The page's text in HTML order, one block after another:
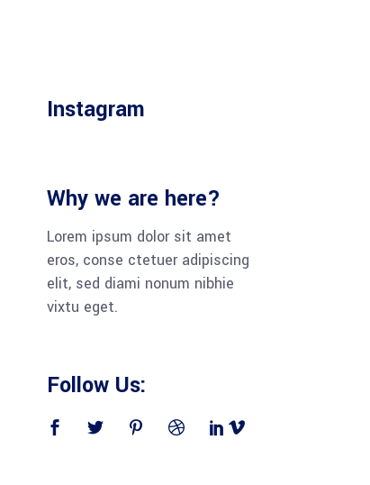
Instagram
Why we are here?
Lorem ipsum dolor sit amet
eros, conse ctetuer adipiscing
elit, sed diami nonum nibhie
vixtu eget.
Follow Us: